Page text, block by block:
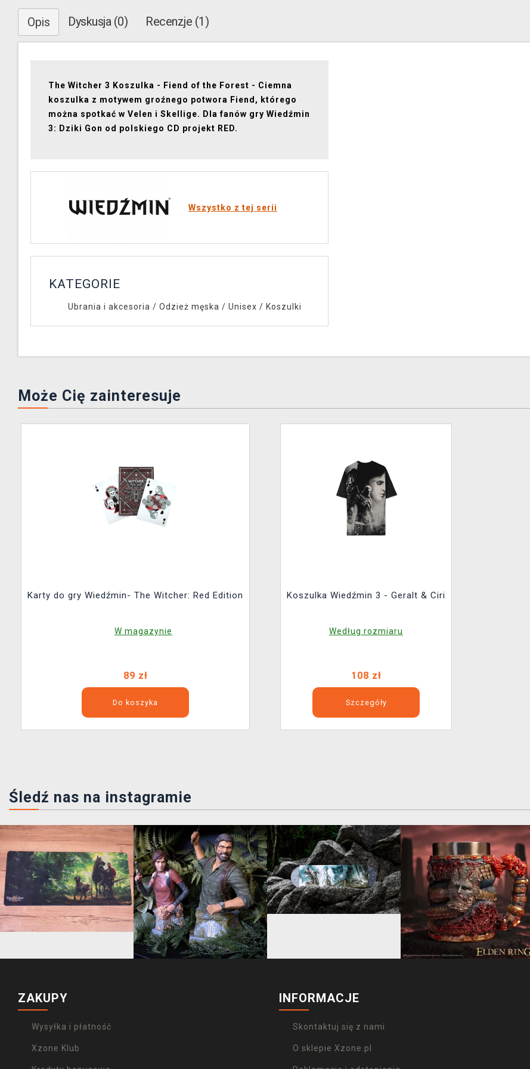
Opis Dyskusja (0) Recenzje (1)
The Witcher 3 Koszulka - Fiend of the Forest - Ciemna
koszulka z motywem groźnego potwora Fiend, którego
można spotkać w Velen i Skellige. Dla fanów gry Wiedźmin
3: Dziki Gon od polskiego CD projekt RED.
Wszystko z tej serii
KATEGORIE
Ubrania i akcesoria / Odzież męska / Unisex / Koszulki
Może Cię zainteresuje
Karty do gry Wiedźmin- The Witcher: Red Edition
W magazynie
89 zł
Do koszyka
Koszulka Wiedźmin 3 - Geralt & Ciri
Według rozmiaru
108 zł
Szczegóły
Śledź nas na instagramie
ZAKUPY
Wysyłka i płatność
Xzone Klub
INFORMACJE
Skontaktuj się z nami
O sklepie Xzone.pl